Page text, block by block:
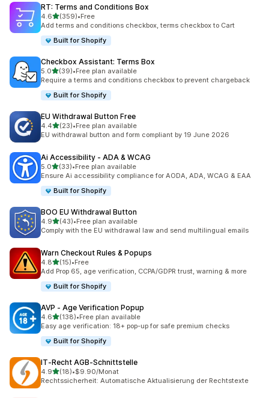
RT: Terms and Conditions Box
4.6별 5개 중
(359)
총 리뷰 359개
•Free
Add terms and conditions checkbox, terms checkbox to Cart
Built for Shopify
Checkbox Assistant: Terms Box
5.0별 5개 중
(39)
총 리뷰 39개
•Free plan available
Require a terms and conditions checkbox to prevent chargeback
Built for Shopify
EU Withdrawal Button Free
4.4별 5개 중
(23)
총 리뷰 23개
•Free plan available
EU withdrawal button and form compliant by 19 June 2026
Ai Accessibility ‑ ADA & WCAG
5.0별 5개 중
(33)
총 리뷰 33개
•Free plan available
Ensure Ai accessibility compliance for AODA, ADA, WCAG & EAA
Built for Shopify
BOO EU Withdrawal Button
4.9별 5개 중
(43)
총 리뷰 43개
•Free plan available
Comply with the EU withdrawal law and send multilingual emails
Warn Checkout Rules & Popups
4.8별 5개 중
(15)
총 리뷰 15개
•Free
Add Prop 65, age verification, CCPA/GDPR trust, warning & more
Built for Shopify
AVP ‑ Age Verification Popup
4.6별 5개 중
(138)
총 리뷰 138개
•Free plan available
Easy age verification: 18+ pop-up for safe premium checks
Built for Shopify
IT‑Recht AGB‑Schnittstelle
4.9별 5개 중
(18)
총 리뷰 18개
•$9.90/Monat
Rechtssicherheit: Automatische Aktualisierung der Rechtstexte